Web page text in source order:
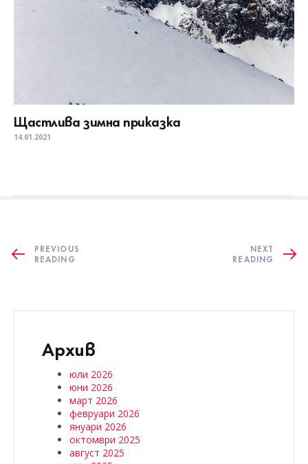
Щастлива зимна приказка
14.01.2021
PREVIOUS
READING
NEXT
READING
Архив
юли 2026
юни 2026
март 2026
февруари 2026
януари 2026
октомври 2025
август 2025